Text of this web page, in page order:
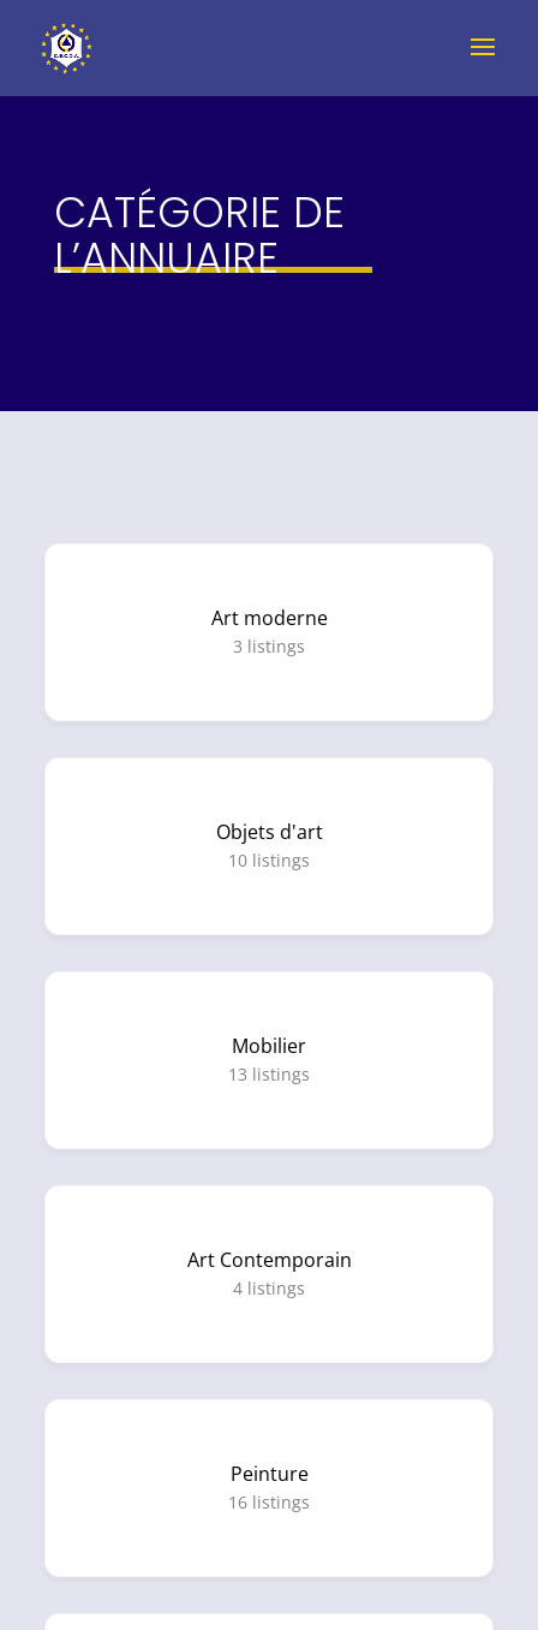
CATÉGORIE DE
L’ANNUAIRE
Art moderne
3 listings
Objets d'art
10 listings
Mobilier
13 listings
Art Contemporain
4 listings
Peinture
16 listings